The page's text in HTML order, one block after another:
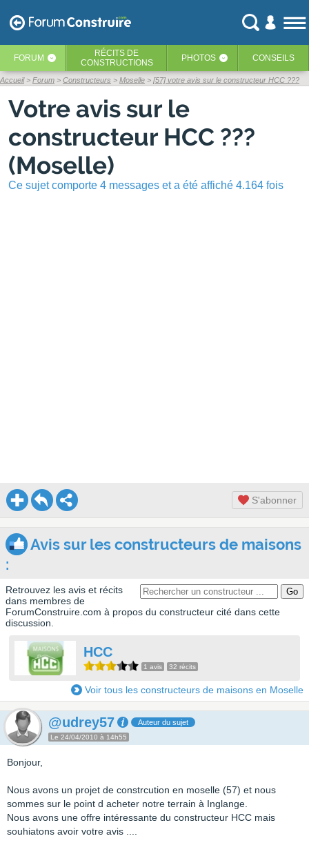
FORUM ‹ RÉCITS DE
CONSTRUCTIONS
PHOTOS ‹ CONSEILS
Accueil Forum Constructeurs Moselle [57] votre avis sur le constructeur HCC ???
Votre avis sur le
constructeur HCC ???
(Moselle)
Ce sujet comporte 4 messages et a été affiché 4.164 fois
S'abonner
Avis sur les constructeurs de maisons
:
Retrouvez les avis et récits
dans membres de
ForumConstruire.com à propos du constructeur cité dans cette
discussion.
HCC
1 avis 32 récits
Voir tous les constructeurs de maisons en Moselle
@udrey57 Auteur du sujet
Le 24/04/2010 à 14h55
Bonjour,
Nous avons un projet de constrcution en moselle (57) et nous
sommes sur le point d acheter notre terrain à Inglange.
Nous avons une offre intéressante du constructeur HCC mais
souhiatons avoir votre avis ....